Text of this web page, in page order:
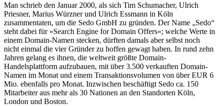
Man schrieb den Januar 2000, als sich Tim Schumacher, Ulrich
Priesner, Marius Würzner und Ulrich Essmann in Köln
zusammentaten, um die Sedo GmbH zu gründen. Der Name „Sedo“
steht dabei für »Search Engine for Domain Offers«; welche Werte in
einem Domain-Namen stecken, dürften damals aber selbst noch
nicht einmal die vier Gründer zu hoffen gewagt haben. In rund zehn
Jahren gelang es ihnen, die weltweit größte Domain-
Handelsplattform aufzubauen, mit über 3.500 verkauften Domain-
Namen im Monat und einem Transaktionsvolumen von über EUR 6
Mio. ebenfalls pro Monat. Inzwischen beschäftigt Sedo ca. 150
Mitarbeiter aus mehr als 30 Nationen an den Standorten Köln,
London und Boston.